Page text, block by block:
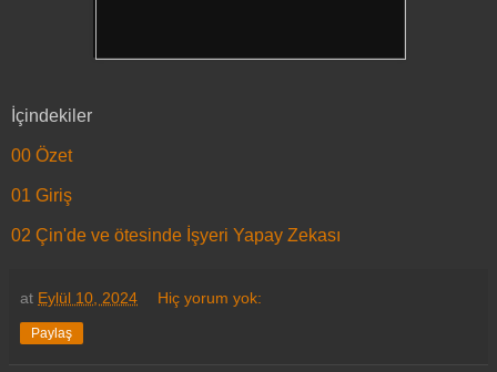
İçindekiler
00 Özet
01 Giriş
02 Çin'de ve ötesinde İşyeri Yapay Zekası
at Eylül 10, 2024 Hiç yorum yok:
Paylaş